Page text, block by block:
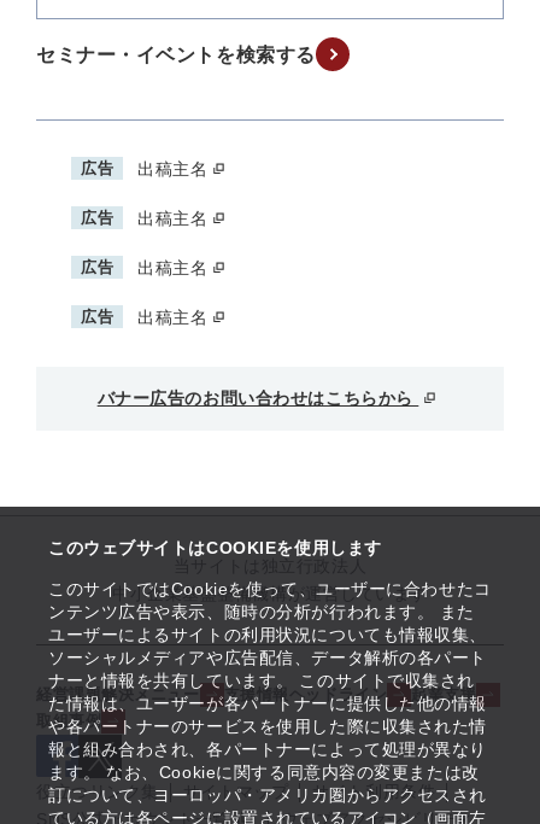
このウェブサイトはCOOKIEを使用します
このサイトではCookieを使って、ユーザーに合わせたコ
ンテンツ広告や表示、随時の分析が行われます。 また
ユーザーによるサイトの利用状況についても情報収集、
ソーシャルメディアや広告配信、データ解析の各パート
ナーと情報を共有しています。 このサイトで収集され
た情報は、ユーザーが各パートナーに提供した他の情報
や各パートナーのサービスを使用した際に収集された情
報と組み合わされ、各パートナーによって処理が異なり
ます。 なお、Cookieに関する同意内容の変更または改
訂について、ヨーロッパ・アメリカ圏からアクセスされ
ている方は各ページに設置されているアイコン（画面左
セミナー・イベントを検索する
広告 出稿主名
広告 出稿主名
広告 出稿主名
広告 出稿主名
バナー広告のお問い合わせはこちらから
中小企業基盤整備機構が運営しています
経営課題解決メニュー 支援情報ヘッドライン
起業支援
取組事例
役立つリンク集 サイトマップ
サイト利用条件
SNS公式アカウント一覧
ウェブアクセシビリティ